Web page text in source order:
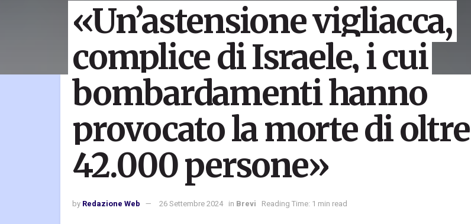
«Un’astensione vigliacca,
complice di Israele, i cui
bombardamenti hanno
provocato la morte di oltre
42.000 persone»
by Redazione Web 26 Settembre 2024 in Brevi Reading Time: 1 min read